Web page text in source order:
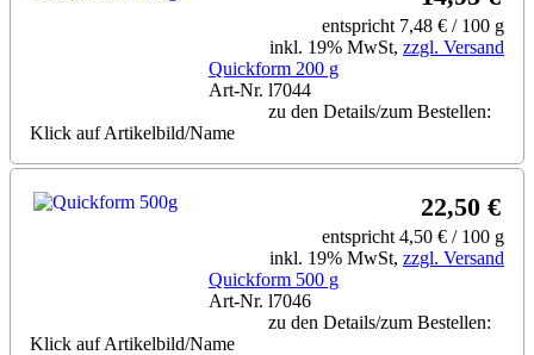
entspricht 7,48 € / 100 g
inkl. 19% MwSt, zzgl. Versand
Quickform 200 g
Art-Nr. l7044
zu den Details/zum Bestellen:
Klick auf Artikelbild/Name
22,50 €
entspricht 4,50 € / 100 g
inkl. 19% MwSt, zzgl. Versand
Quickform 500 g
Art-Nr. l7046
zu den Details/zum Bestellen:
Klick auf Artikelbild/Name